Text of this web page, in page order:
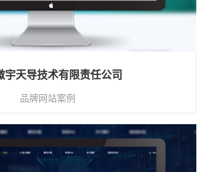
宇天导技术有限责任公司
品牌网站案例